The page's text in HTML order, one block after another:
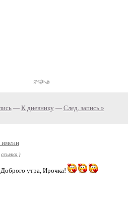
— К дневнику — След. запись »
имени
ссылка )
утра, Ирочка!